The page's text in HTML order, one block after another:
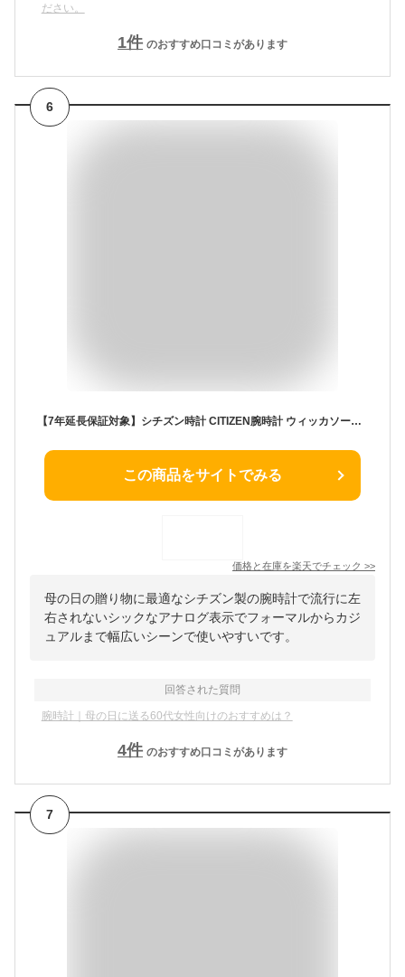
ださい。
1件 のおすすめ口コミがあります
6
【7年延長保証対象】シチズン時計 CITIZEN腕時計 ウィッカソーラーテック デイデイト wicca 20代 30代 40代 50代 60代 記念日 誕生日 母の日 新生活 新社会人 入学 卒業 ギフト
この商品をサイトでみる
価格と在庫を楽天でチェック >>
母の日の贈り物に最適なシチズン製の腕時計で流行に左
右されないシックなアナログ表示でフォーマルからカジ
ュアルまで幅広いシーンで使いやすいです。
回答された質問
腕時計｜母の日に送る60代女性向けのおすすめは？
4件 のおすすめ口コミがあります
7